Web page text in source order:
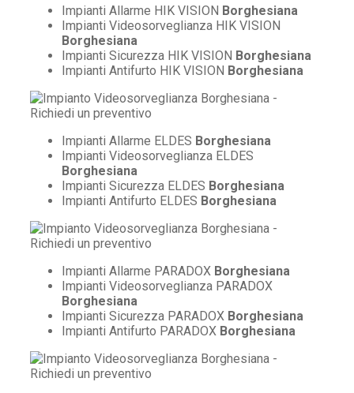
Impianti Allarme HIK VISION Borghesiana
Impianti Videosorveglianza HIK VISION
Borghesiana
Impianti Sicurezza HIK VISION Borghesiana
Impianti Antifurto HIK VISION Borghesiana
Impianti Allarme ELDES Borghesiana
Impianti Videosorveglianza ELDES
Borghesiana
Impianti Sicurezza ELDES Borghesiana
Impianti Antifurto ELDES Borghesiana
Impianti Allarme PARADOX Borghesiana
Impianti Videosorveglianza PARADOX
Borghesiana
Impianti Sicurezza PARADOX Borghesiana
Impianti Antifurto PARADOX Borghesiana